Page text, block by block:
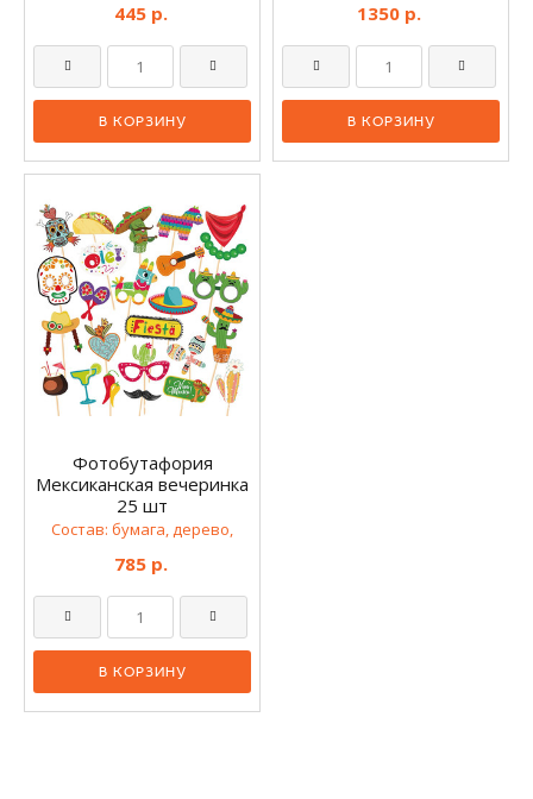
445 р. 1350 р.
Фотобутафория
Мексиканская вечеринка
25 шт
Состав: бумага, дерево,
785 р.